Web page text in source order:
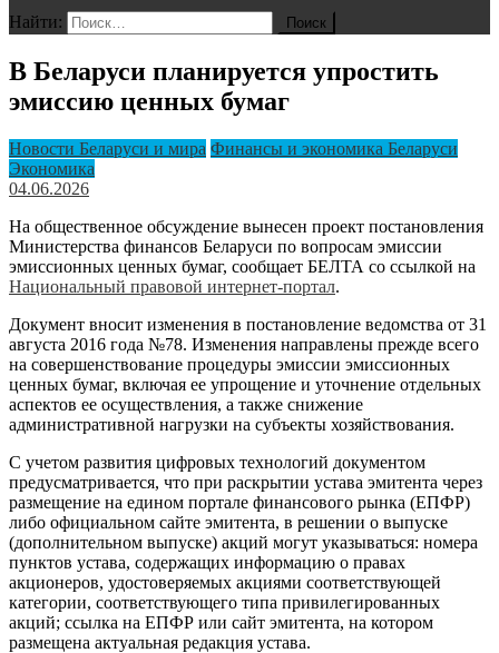
Найти:
В Беларуси планируется упростить
эмиссию ценных бумаг
Новости Беларуси и мира Финансы и экономика Беларуси
Экономика
04.06.2026
На общественное обсуждение вынесен проект постановления
Министерства финансов Беларуси по вопросам эмиссии
эмиссионных ценных бумаг, сообщает БЕЛТА со ссылкой на
Национальный правовой интернет-портал.
Документ вносит изменения в постановление ведомства от 31
августа 2016 года №78. Изменения направлены прежде всего
на совершенствование процедуры эмиссии эмиссионных
ценных бумаг, включая ее упрощение и уточнение отдельных
аспектов ее осуществления, а также снижение
административной нагрузки на субъекты хозяйствования.
С учетом развития цифровых технологий документом
предусматривается, что при раскрытии устава эмитента через
размещение на едином портале финансового рынка (ЕПФР)
либо официальном сайте эмитента, в решении о выпуске
(дополнительном выпуске) акций могут указываться: номера
пунктов устава, содержащих информацию о правах
акционеров, удостоверяемых акциями соответствующей
категории, соответствующего типа привилегированных
акций; ссылка на ЕПФР или сайт эмитента, на котором
размещена актуальная редакция устава.